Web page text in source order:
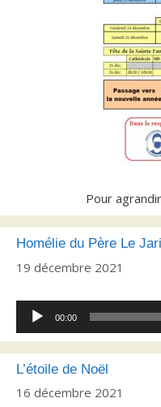
Pour
Homélie du Père Le
19 décembre 2021
Lecteur
audio
00:00
L’étoile de Noël
16 décembre 2021